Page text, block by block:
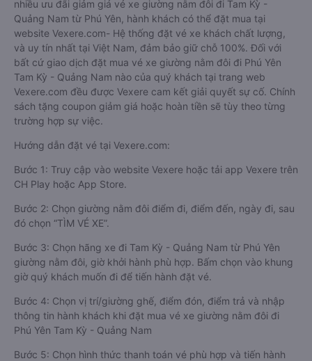
nhiều ưu đãi giảm giá vé xe giường nằm đôi đi Tam Kỳ -
Quảng Nam từ Phú Yên, hành khách có thể đặt mua tại
website Vexere.com- Hệ thống đặt vé xe khách chất lượng,
và uy tín nhất tại Việt Nam, đảm bảo giữ chỗ 100%. Đối với
bất cứ giao dịch đặt mua vé xe giường nằm đôi đi Phú Yên
Tam Kỳ - Quảng Nam nào của quý khách tại trang web
Vexere.com đều được Vexere cam kết giải quyết sự cố. Chính
sách tặng coupon giảm giá hoặc hoàn tiền sẽ tùy theo từng
trường hợp sự việc.
Hướng dẫn đặt vé tại Vexere.com:
Bước 1: Truy cập vào website Vexere hoặc tải app Vexere trên
CH Play hoặc App Store.
Bước 2: Chọn giường nằm đôi điểm đi, điểm đến, ngày đi, sau
đó chọn “TÌM VÉ XE”.
Bước 3: Chọn hãng xe đi Tam Kỳ - Quảng Nam từ Phú Yên
giường nằm đôi, giờ khởi hành phù hợp. Bấm chọn vào khung
giờ quý khách muốn đi để tiến hành đặt vé.
Bước 4: Chọn vị trí/giường ghế, điểm đón, điểm trả và nhập
thông tin hành khách khi đặt mua vé xe giường nằm đôi đi
Phú Yên Tam Kỳ - Quảng Nam
Bước 5: Chọn hình thức thanh toán vé phù hợp và tiến hành